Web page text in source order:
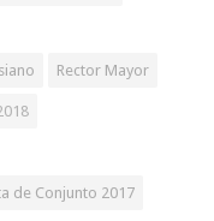
Rector Mayor
de Conjunto 2017